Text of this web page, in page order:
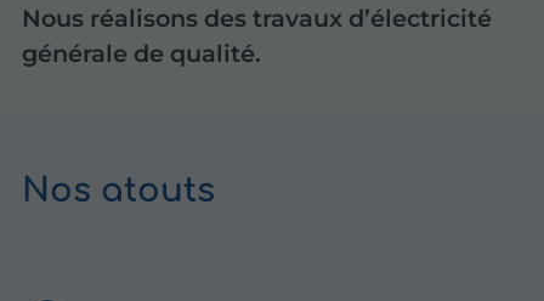
Nous réalisons des travaux d’électricité
générale de qualité.
Nos atouts